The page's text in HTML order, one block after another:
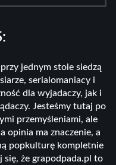
jednym stole siedzą
serialomaniacy i
dla wyjadaczy, jak i
Jesteśmy tutaj po
przemyśleniami, ale
opinia ma znaczenie, a
popkulturę kompletnie
się, że grapodpada.pl to